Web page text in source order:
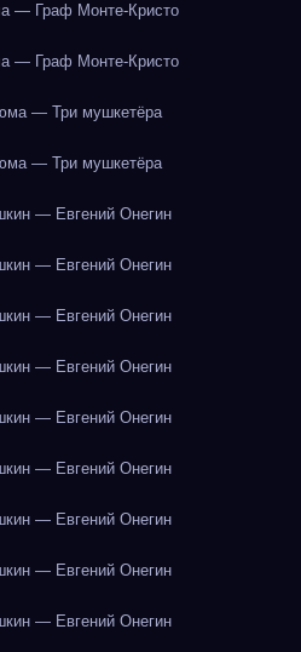
— Граф Монте-Кристо
— Граф Монте-Кристо
— Три мушкетёра
— Три мушкетёра
— Евгений Онегин
— Евгений Онегин
— Евгений Онегин
— Евгений Онегин
— Евгений Онегин
— Евгений Онегин
— Евгений Онегин
— Евгений Онегин
— Евгений Онегин